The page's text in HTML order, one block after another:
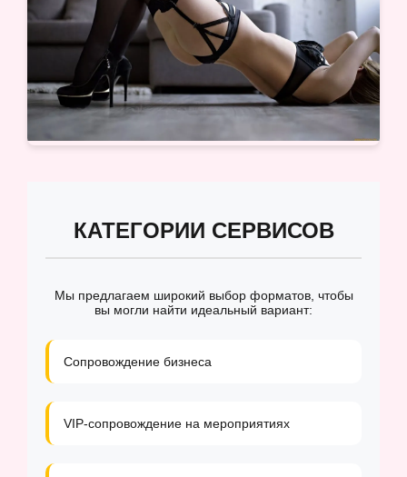
КАТЕГОРИИ СЕРВИСОВ
Мы предлагаем широкий выбор форматов, чтобы
вы могли найти идеальный вариант:
Сопровождение бизнеса
VIP-сопровождение на мероприятиях